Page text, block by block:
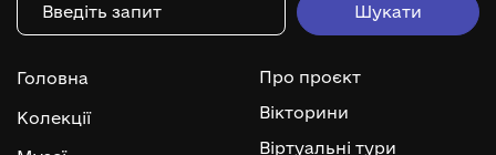
Головна
Колекції
Про проєкт
Вікторини
Віртуальні тури